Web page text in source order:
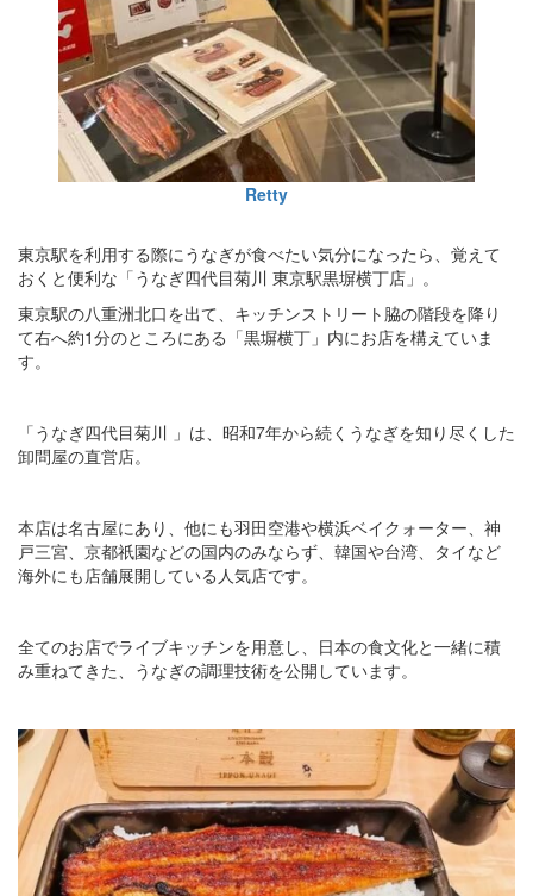
Retty
東京駅を利用する際にうなぎが食べたい気分になったら、覚えて
おくと便利な「うなぎ四代目菊川 東京駅黒塀横丁店」。
東京駅の八重洲北口を出て、キッチンストリート脇の階段を降り
て右へ約1分のところにある「黒塀横丁」内にお店を構えていま
す。
「うなぎ四代目菊川 」は、昭和7年から続くうなぎを知り尽くした
卸問屋の直営店。
本店は名古屋にあり、他にも羽田空港や横浜ベイクォーター、神
戸三宮、京都祇園などの国内のみならず、韓国や台湾、タイなど
海外にも店舗展開している人気店です。
全てのお店でライブキッチンを用意し、日本の食文化と一緒に積
み重ねてきた、うなぎの調理技術を公開しています。